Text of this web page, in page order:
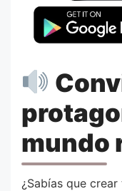
mundo
¿Sabías que